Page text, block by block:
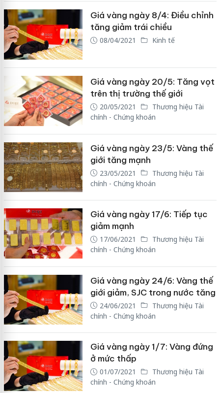
Giá vàng ngày 8/4: Điều chỉnh
tăng giảm trái chiều
08/04/2021 Kinh tế
Giá vàng ngày 20/5: Tăng vọt
trên thị trường thế giới
20/05/2021
Thương hiệu Tài
chính - Chứng khoán
Giá vàng ngày 23/5: Vàng thế
giới tăng mạnh
23/05/2021
Thương hiệu Tài
chính - Chứng khoán
Giá vàng ngày 17/6: Tiếp tục
giảm mạnh
17/06/2021
Thương hiệu Tài
chính - Chứng khoán
Giá vàng ngày 24/6: Vàng thế
giới giảm, SJC trong nước tăng
24/06/2021
Thương hiệu Tài
chính - Chứng khoán
Giá vàng ngày 1/7: Vàng đứng
ở mức thấp
01/07/2021
Thương hiệu Tài
chính - Chứng khoán